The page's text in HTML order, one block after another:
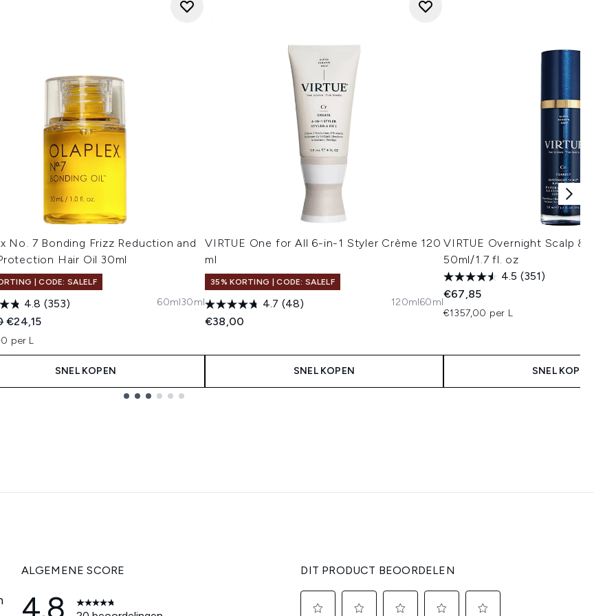
No. 7 Bonding Frizz Reduction and
Hair Oil 30ml
| CODE: SALELF
4.8 (353)
Retail Price:
Huidige prijs:
€24,15
per L
60ml30ml
SNEL KOPEN
VIRTUE One for All 6-in-1 Styler Crème 120
ml
35% KORTING | CODE: SALELF
4.7 (48)
€38,00
120ml60ml
SNEL KOPEN
VIRTUE Overnight Scalp & Hair
50ml/1.7 fl. oz
4.5 (351)
€67,85
€1357,00 per L
SNEL KOPEN